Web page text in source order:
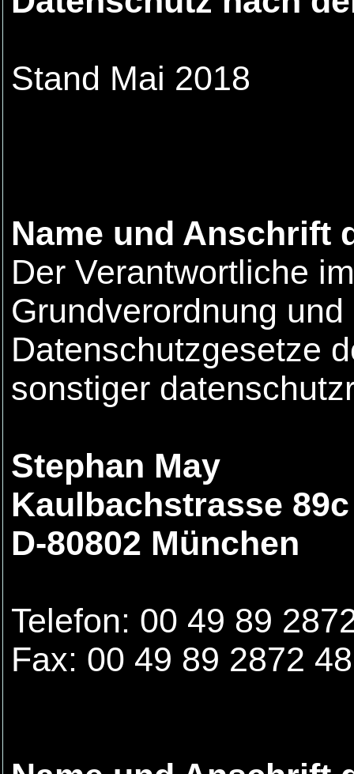
Stand Mai 2018
Name und Anschrift
Der Verantwortliche
Grundverordnung
Datenschutzgesetze
sonstiger
Stephan May
Kaulbachstrasse 89c
D-80802 München
Telefon: 00 49 89
Fax: 00 49 89 2872